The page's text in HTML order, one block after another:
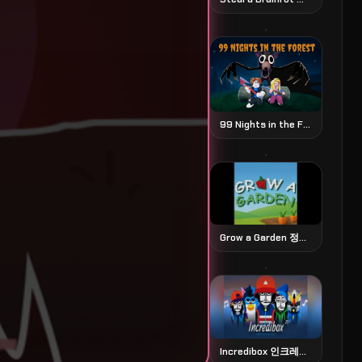
99 Nights in the Forest 99 나이츠 인 더 포레스트
Grow a Garden 정원 가꾸기 시뮬레이션
Incredibox 인크레디박스